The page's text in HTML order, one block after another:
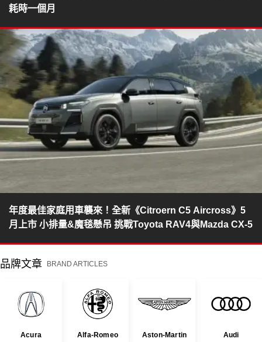
耗時一個月
年度最佳家庭用車襲來！全新《Citroern C5 Aircross》5
月上市 小排量&魔毯懸吊 挑戰Toyota RAV4與Mazda CX-5
品牌文章 BRAND ARTICLES
Acura Alfa-Romeo Aston-Martin Audi